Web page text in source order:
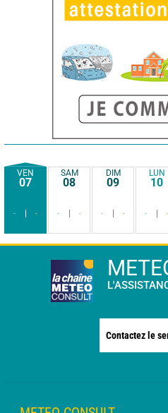
VEN
07
- -
SAM
08
- -
DIM
09
- -
LUN
10
- -
Contactez le